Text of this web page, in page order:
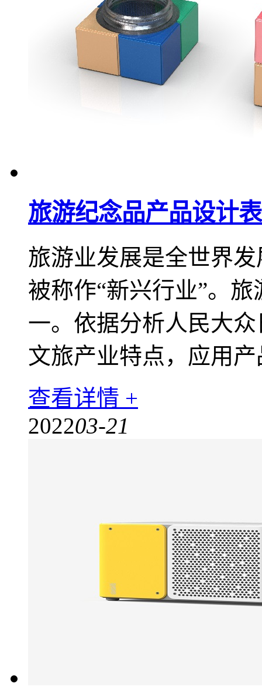
旅游纪念品产品设计
旅游业发展是全世界
被称作“新兴行业”。
一。依据分析人民大
文旅产业特点，应用
查看详情 +
202203-21